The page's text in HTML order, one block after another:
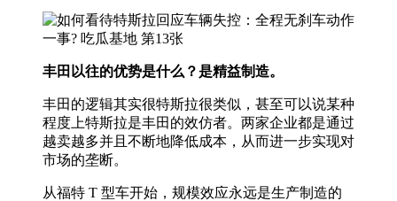
丰田以往的优势是什么？是精益制造。
丰田的逻辑其实很特斯拉很类似，甚至可以说某种
程度上特斯拉是丰田的效仿者。两家企业都是通过
越卖越多并且不断地降低成本，从而进一步实现对
市场的垄断。
从福特 T 型车开始，规模效应永远是生产制造的